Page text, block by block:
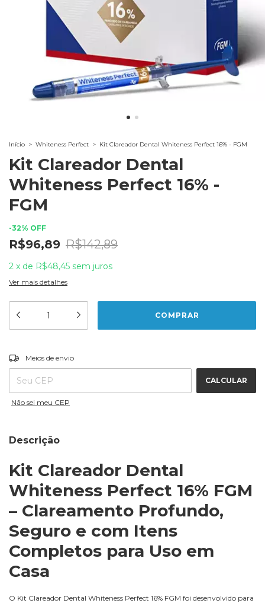
Início > Whiteness Perfect > Kit Clareador Dental Whiteness Perfect 16% - FGM
Kit Clareador Dental
Whiteness Perfect 16% -
FGM
-32% OFF
R$96,89 R$142,89
2 x de R$48,45 sem juros
Ver mais detalhes
Entregas para o CEP:
Meios de envio
CALCULAR
Não sei meu CEP
Descrição
Kit Clareador Dental
Whiteness Perfect 16% FGM
– Clareamento Profundo,
Seguro e com Itens
Completos para Uso em
Casa
O Kit Clareador Dental Whiteness Perfect 16% FGM foi desenvolvido para